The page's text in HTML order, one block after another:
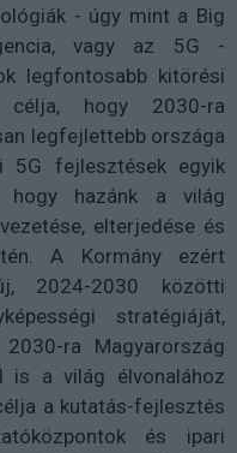
- úgy mint a Big
vagy az 5G -
legfontosabb kitörési
hogy 2030-ra
legfejlettebb országa
5G fejlesztések egyik
hogy hazánk a világ
elterjedése és
A Kormány ezért
2024-2030 közötti
stratégiáját,
ra Magyarország
is a világ élvonalához
a kutatás-fejlesztés
és ipari